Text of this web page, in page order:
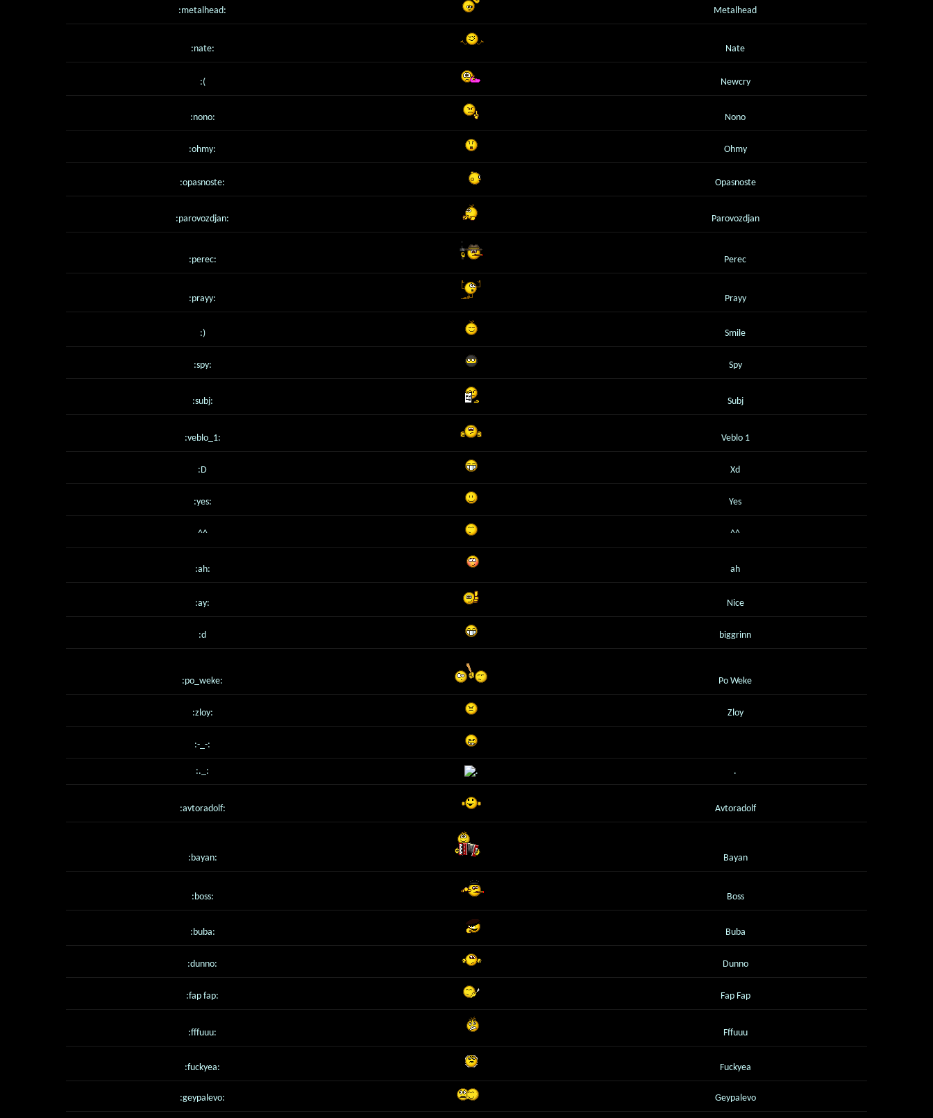
:metalhead: Metalhead
:nate: Nate
:( Newcry
:nono: Nono
:ohmy: Ohmy
:opasnoste: Opasnoste
:parovozdjan: Parovozdjan
:perec: Perec
:prayy: Prayy
:) Smile
:spy: Spy
:subj: Subj
:veblo_1: Veblo 1
:D Xd
:yes: Yes
^^ ^^
:ah: ah
:ay: Nice
:d biggrinn
:po_weke: Po Weke
:zloy: Zloy
:-_-:
:._: .
:avtoradolf: Avtoradolf
:bayan: Bayan
:boss: Boss
:buba: Buba
:dunno: Dunno
:fap fap: Fap Fap
:fffuuu: Fffuuu
:fuckyea: Fuckyea
:geypalevo: Geypalevo